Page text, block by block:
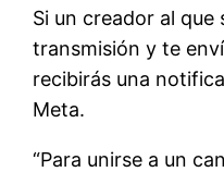
Si un creador al que
transmisión y te
recibirás una
Meta.
“Para unirse a un